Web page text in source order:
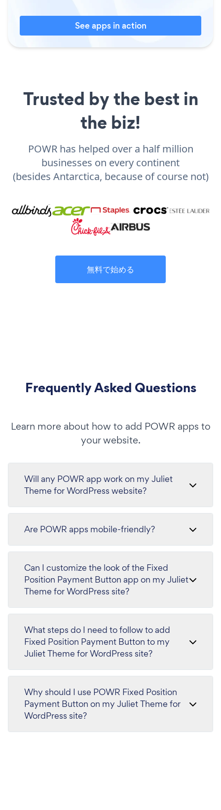
See apps in action
Trusted by the best in
the biz!
POWR has helped over a half million
businesses on every continent
(besides Antarctica, because of course not)
無料で始める
Frequently Asked Questions
Learn more about how to add POWR apps to
your website.
Will any POWR app work on my Juliet
Theme for WordPress website?
Are POWR apps mobile-friendly?
Can I customize the look of the Fixed
Position Payment Button app on my Juliet
Theme for WordPress site?
What steps do I need to follow to add
Fixed Position Payment Button to my
Juliet Theme for WordPress site?
Why should I use POWR Fixed Position
Payment Button on my Juliet Theme for
WordPress site?